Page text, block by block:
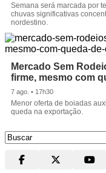
Semana será marcada por
chuvas significativas
nordestino.
Mercado Sem
firme, mesmo com
7 ago. • 17h30
Menor oferta de boiadas
queda na exportação.